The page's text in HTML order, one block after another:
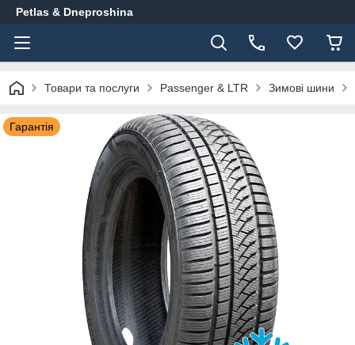
Petlas & Dneproshina
Товари та послуги Passenger & LTR Зимові шини
Гарантія